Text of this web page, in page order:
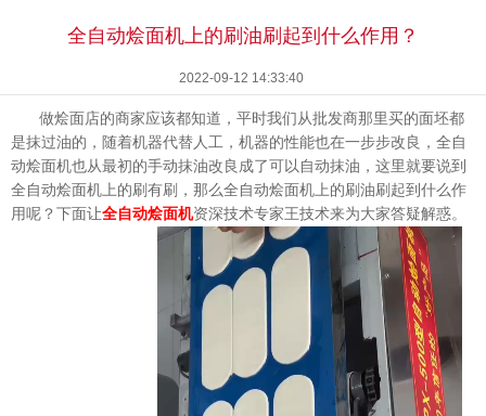
全自动烩面机上的刷油刷起到什么作用？
2022-09-12 14:33:40
做烩面店的商家应该都知道，平时我们从批发商那里买的面坯都
是抹过油的，随着机器代替人工，机器的性能也在一步步改良，全自
动烩面机也从最初的手动抹油改良成了可以自动抹油，这里就要说到
全自动烩面机上的刷有刷，那么全自动烩面机上的刷油刷起到什么作
用呢？下面让全自动烩面机资深技术专家王技术来为大家答疑解惑。